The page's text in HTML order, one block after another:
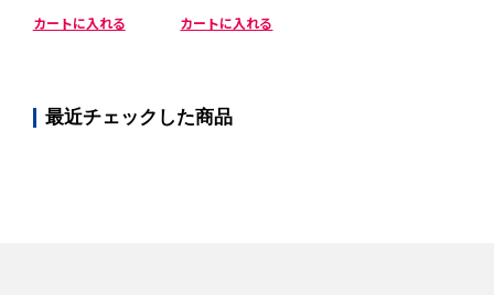
カートに入れる カートに入れる
最近チェックした商品